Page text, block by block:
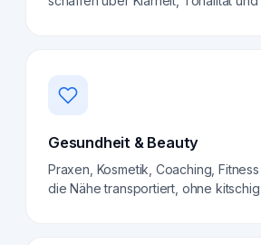
Gesundheit & Beauty
Praxen, Kosmetik, Coaching, Fitness
die Nähe transportiert, ohne